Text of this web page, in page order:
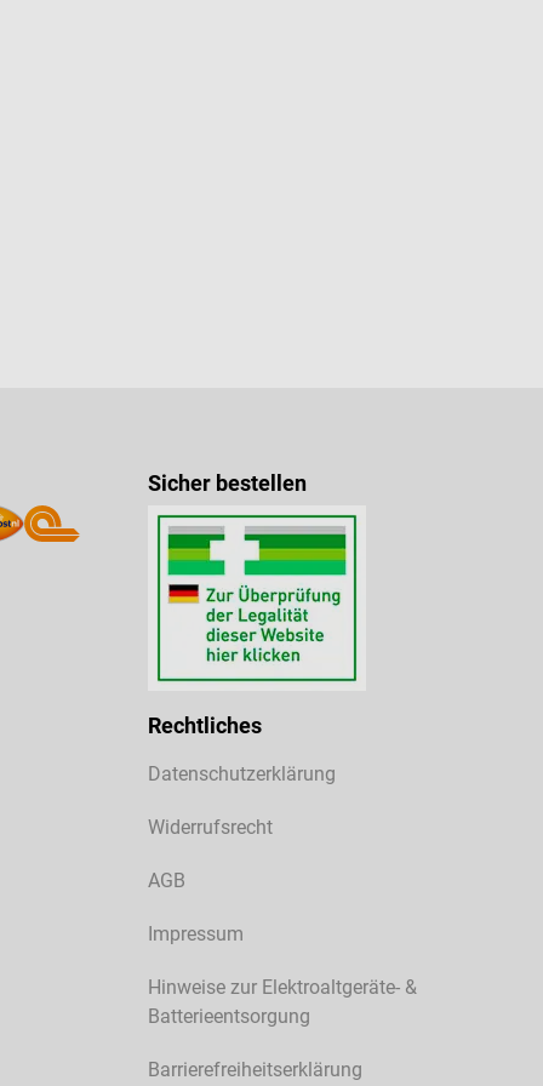
Sicher bestellen
Rechtliches
Datenschutzerklärung
Widerrufsrecht
AGB
Impressum
Hinweise zur Elektroaltgeräte- &
Batterieentsorgung
Barrierefreiheitserklärung